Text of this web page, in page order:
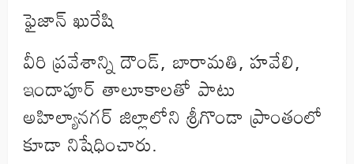
ఫైజాన్ ఖురేషి
వీరి ప్రవేశాన్ని దౌండ్, బారామతి, హవేలి,
ఇందాపూర్ తాలూకాలతో పాటు
అహిల్యానగర్ జిల్లాలోని శ్రీగొండా ప్రాంతంలో
కూడా నిషేధించారు.